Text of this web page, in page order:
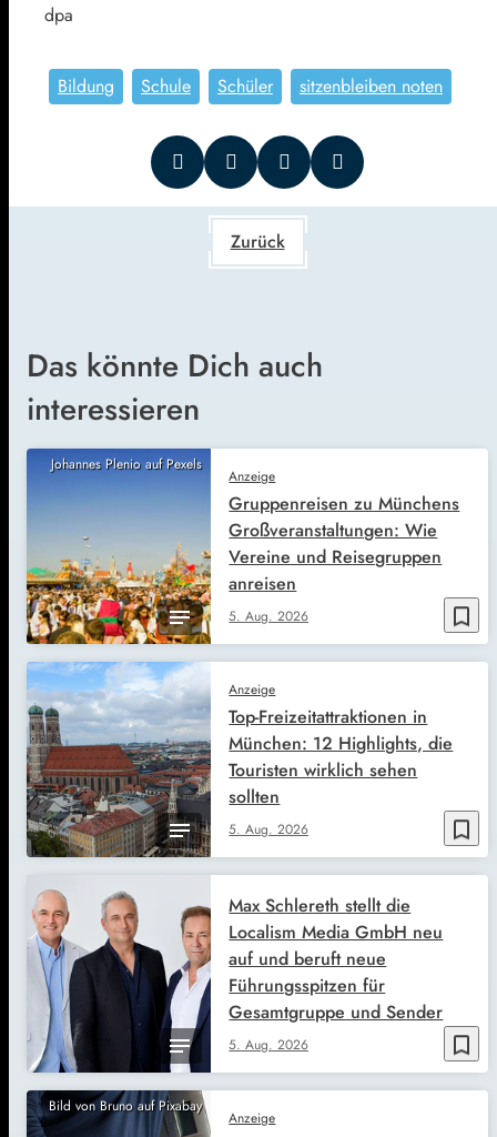
dpa
Bildung Schule Schüler sitzenbleiben noten
Zurück
Das könnte Dich auch
interessieren
Johannes Plenio auf Pexels
bookmark_border
Anzeige
5. Aug. 2026
Gruppenreisen zu Münchens
Großveranstaltungen: Wie
Vereine und Reisegruppen
anreisen
bookmark_border
Anzeige
5. Aug. 2026
Top-Freizeitattraktionen in
München: 12 Highlights, die
Touristen wirklich sehen
sollten
bookmark_border
5. Aug. 2026
Max Schlereth stellt die
Localism Media GmbH neu
auf und beruft neue
Führungsspitzen für
Gesamtgruppe und Sender
Bild von Bruno auf Pixabay
Anzeige